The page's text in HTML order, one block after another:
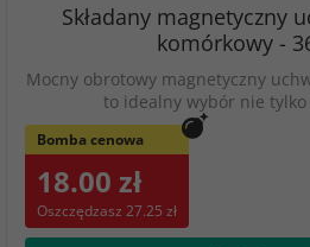
Składany magnetyczny
komórkowy -
Mocny obrotowy magnetyczny
to idealny wybór nie
Bomba cenowa
18.00 zł
Oszczędzasz 27.25 zł